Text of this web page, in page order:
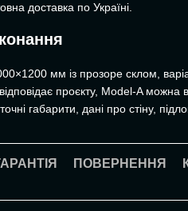
доставка по Україні.
мм із прозоре склом,
проєкту, Model-A можна
габарити, дані про стіну,
ПОВЕРНЕННЯ